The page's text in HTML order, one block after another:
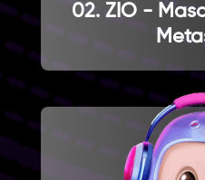
02. ZIO -